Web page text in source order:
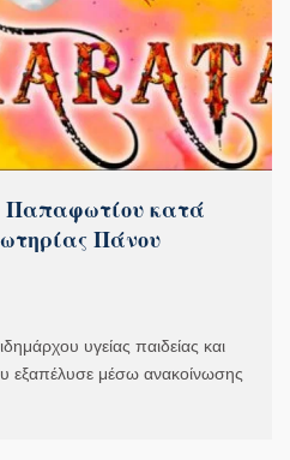
Παπαφωτίου κατά
Πάνου
υγείας παιδείας και
εξαπέλυσε μέσω ανακοίνωσης